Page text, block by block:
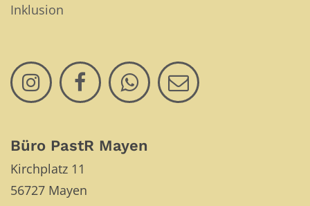
Inklusion
Büro PastR Mayen
Kirchplatz 11
56727 Mayen